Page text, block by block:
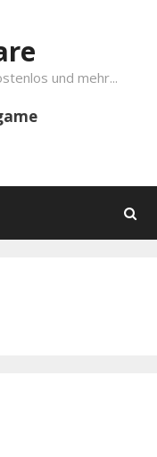
und mehr...
Suchen